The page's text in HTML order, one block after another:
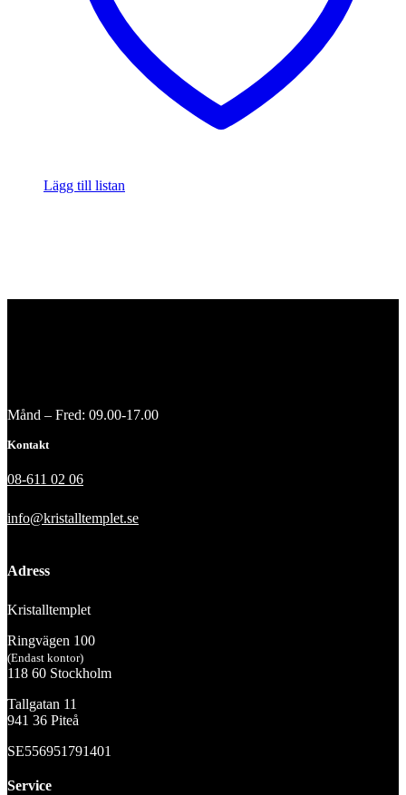
Lägg till listan
Månd – Fred: 09.00-17.00
Kontakt
08-611 02 06
info@kristalltemplet.se
Adress
Kristalltemplet
Ringvägen 100
(Endast kontor)
118 60 Stockholm
Tallgatan 11
941 36 Piteå
SE556951791401
Service